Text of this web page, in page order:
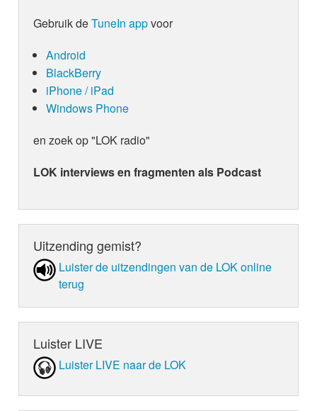
Gebruik deTuneIn appvoor
Android
BlackBerry
iPhone / iPad
Windows Phone
en zoek op "LOK radio"
LOK interviews en fragmenten als Podcast
Uitzending gemist?
Luister de uit­zen­din­gen van de LOK online
terug
Luister LIVE
Luister LIVE naar de LOK